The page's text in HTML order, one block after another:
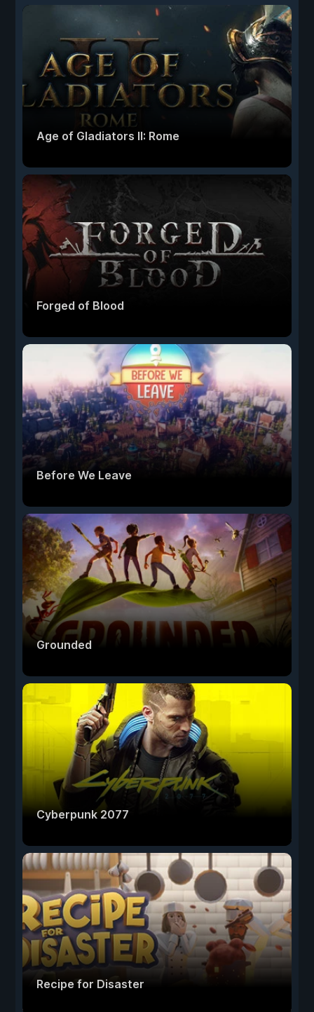
Age of Gladiators II: Rome
Forged of Blood
Before We Leave
Grounded
Cyberpunk 2077
Recipe for Disaster